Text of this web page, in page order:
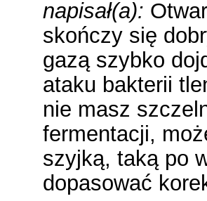
napisał(a):
skończy się
gazą szybko
ataku bakterii
nie masz
fermentacji,
szyjką, taką po
dopasować